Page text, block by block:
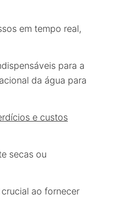
em tempo real,
para a
da água para
e custos
secas ou
ao fornecer